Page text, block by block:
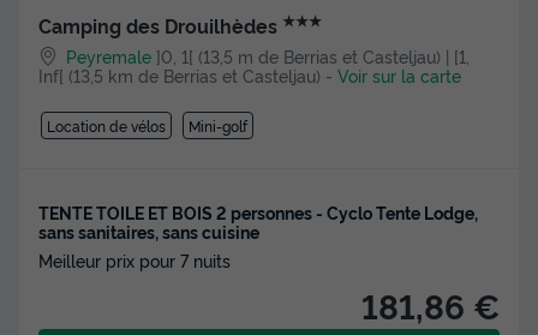
Camping des Drouilhèdes ★★★
Peyremale ]0, 1[ (13,5 m de Berrias et Casteljau) | [1,
Inf[ (13,5 km de Berrias et Casteljau) - Voir sur la carte
Location de vélos Mini-golf
TENTE TOILE ET BOIS 2 personnes - Cyclo Tente Lodge,
sans sanitaires, sans cuisine
Meilleur prix pour 7 nuits
181,86 €